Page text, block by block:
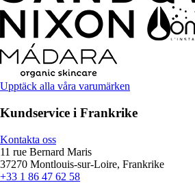
Upptäck alla våra varumärken
Kundservice i Frankrike
Kontakta oss
11 rue Bernard Maris
37270 Montlouis-sur-Loire, Frankrike
+33 1 86 47 62 58